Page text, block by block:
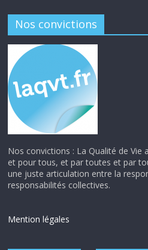
Nos convictions
Nos convictions : La Qualité de Vie
et pour tous, et par toutes et par
une juste articulation entre la
responsabilités collectives.
Mention légales